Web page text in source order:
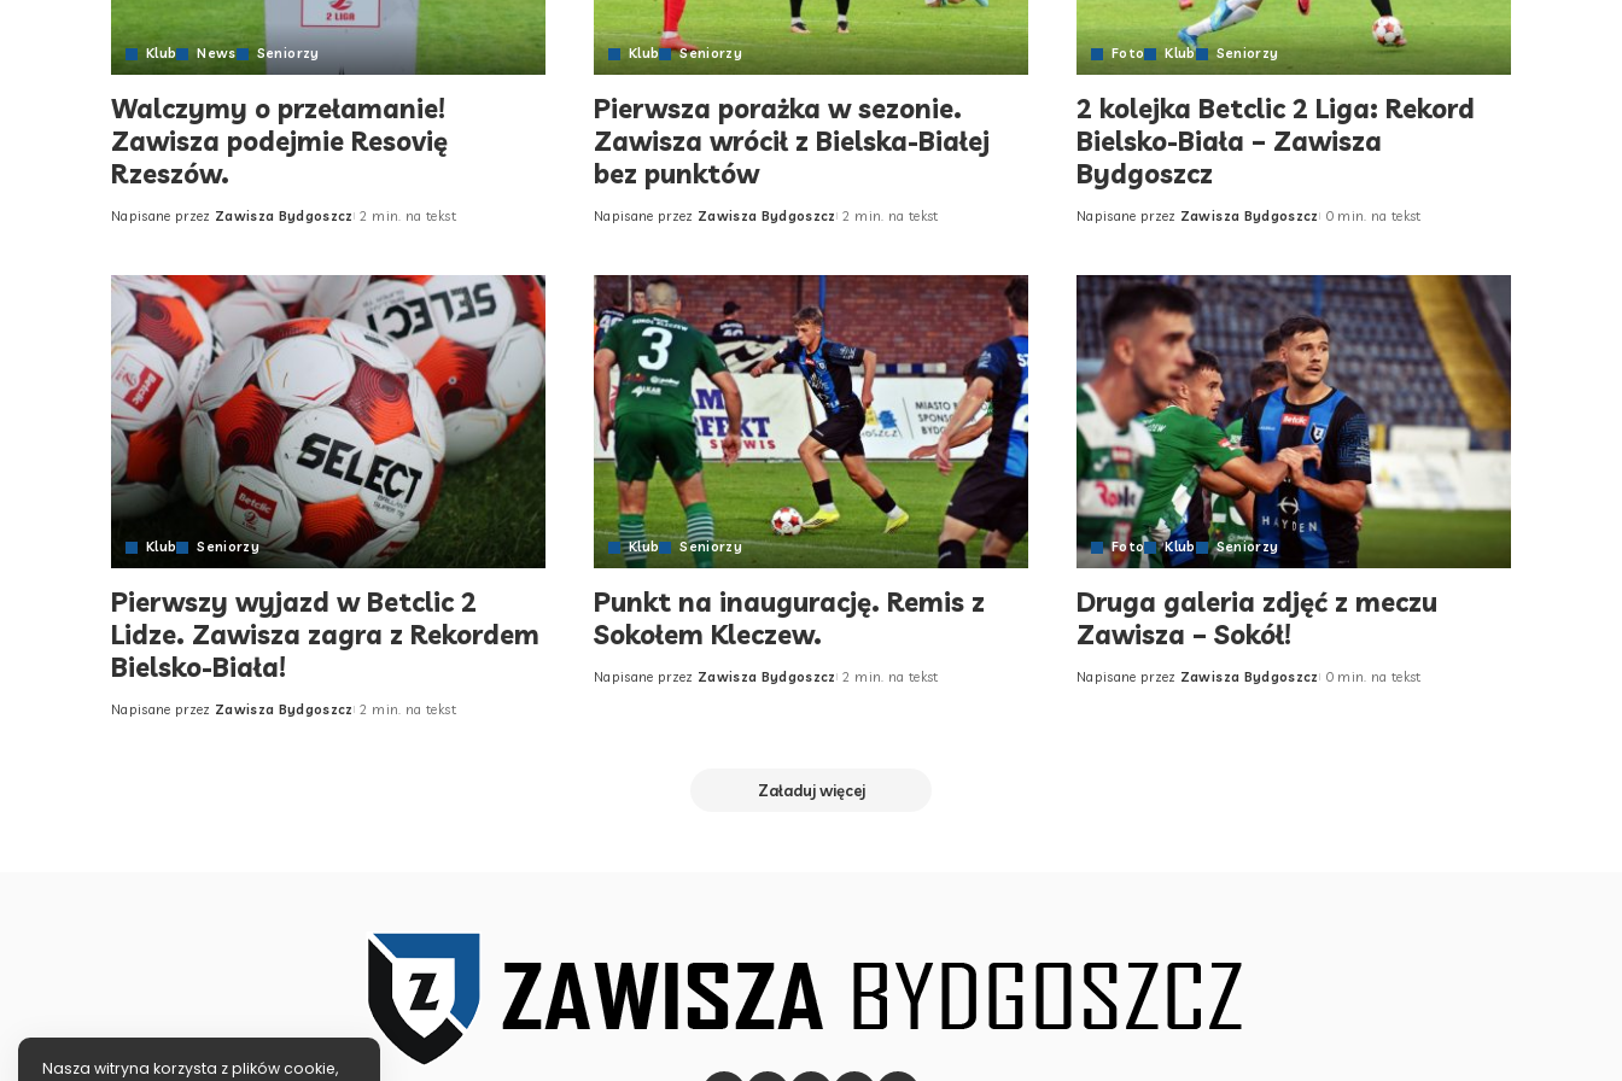
Klub News Seniorzy
Walczymy o przełamanie!
Zawisza podejmie Resovię
Rzeszów.
Posted
Napisane przez Zawisza Bydgoszcz 2 min. na tekst
Klub Seniorzy
Pierwsza porażka w sezonie.
Zawisza wrócił z Bielska-Białej
bez punktów
Posted
Napisane przez Zawisza Bydgoszcz 2 min. na tekst
Foto Klub Seniorzy
2 kolejka Betclic 2 Liga: Rekord
Bielsko-Biała – Zawisza
Bydgoszcz
Posted
Napisane przez Zawisza Bydgoszcz 0 min. na tekst
Klub Seniorzy
Pierwszy wyjazd w Betclic 2
Lidze. Zawisza zagra z Rekordem
Bielsko-Biała!
Posted
Napisane przez Zawisza Bydgoszcz 2 min. na tekst
Klub Seniorzy
Punkt na inaugurację. Remis z
Sokołem Kleczew.
Posted
Napisane przez Zawisza Bydgoszcz 2 min. na tekst
Foto Klub Seniorzy
Druga galeria zdjęć z meczu
Zawisza – Sokół!
Posted
Napisane przez Zawisza Bydgoszcz 0 min. na tekst
Załaduj więcej
Nasza witryna korzysta z plików cookie,